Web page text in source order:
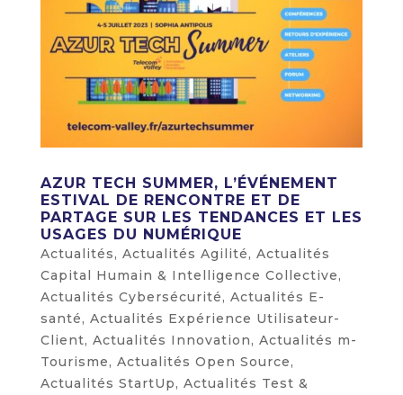
AZUR TECH SUMMER, L’ÉVÉNEMENT
ESTIVAL DE RENCONTRE ET DE
PARTAGE SUR LES TENDANCES ET LES
USAGES DU NUMÉRIQUE
Actualités, Actualités Agilité, Actualités
Capital Humain & Intelligence Collective,
Actualités Cybersécurité, Actualités E-
santé, Actualités Expérience Utilisateur-
Client, Actualités Innovation, Actualités m-
Tourisme, Actualités Open Source,
Actualités StartUp, Actualités Test &